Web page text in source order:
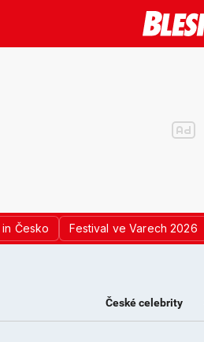
Česko Festival ve Varech 2026
České celebrity